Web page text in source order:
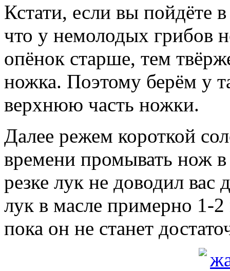
Кстати, если вы пойдёте
что у немолодых грибов
опёнок старше, тем
ножка. Поэтому берём у
верхнюю часть ножки.
Далее режем короткой
времени промывать нож
резке лук не доводил
лук в масле примерно 1-
пока он не станет